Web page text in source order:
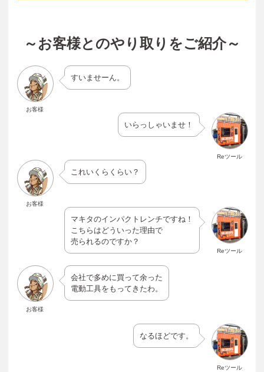
～お客様とのやり取りをご紹介～
お客様
すいませーん。
Reツール
いらっしゃいませ！
お客様
これいくらくらい？
Reツール
マキタのインパクトレンチですね！
こちらはどういった理由で
売られるのですか？
お客様
会社で多めに買って余った
電動工具をもってきたわ。
Reツール
なるほどです。